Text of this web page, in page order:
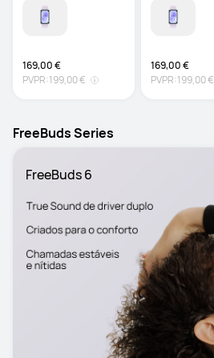
169,00 €
PVPR:199,00 €
169,00 €
PVPR:199,00 €
FreeBuds Series
FreeBuds 6